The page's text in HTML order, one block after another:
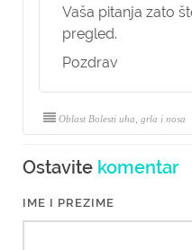
Vaša pitanja zato
pregled.
Pozdrav
Oblast Bolesti uha, grla i nosa
Ostavite komentar
IME I PREZIME